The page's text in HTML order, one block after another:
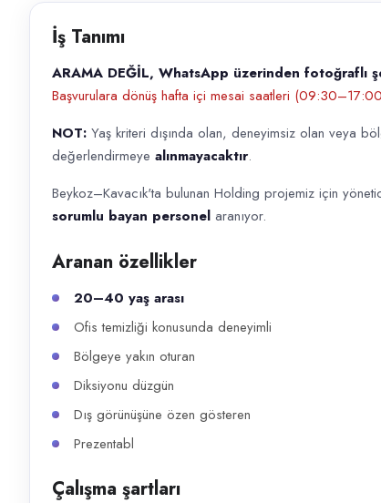
Başvuru kanalları
WhatsApp, Telefon
İlan açıklaması
ARAMA DEĞİL, WhatsApp üzerinden fotoğraflı şekilde
İş Tanımı
ARAMA DEĞİL, WhatsApp üzerinden fotoğraflı
Başvurulara dönüş hafta içi mesai saatleri
NOT: Yaş kriteri dışında olan, deneyimsiz olan veya
değerlendirmeye alınmayacaktır.
Beykoz–Kavacık'ta bulunan Holding projemiz için
sorumlu bayan personel aranıyor.
Aranan özellikler
20–40 yaş arası
Ofis temizliği konusunda deneyimli
Bölgeye yakın oturan
Diksiyonu düzgün
Dış görünüşüne özen gösteren
Prezentabl
Çalışma şartları